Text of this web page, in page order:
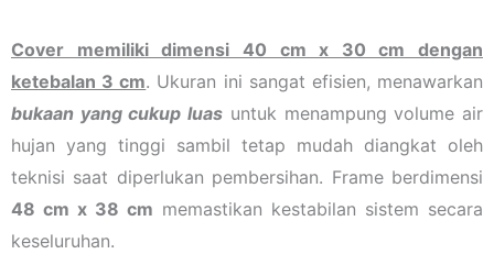
Cover memiliki dimensi 40 cm x 30 cm dengan
ketebalan 3 cm. Ukuran ini sangat efisien, menawarkan
bukaan yang cukup luas untuk menampung volume air
hujan yang tinggi sambil tetap mudah diangkat oleh
teknisi saat diperlukan pembersihan. Frame berdimensi
48 cm x 38 cm memastikan kestabilan sistem secara
keseluruhan.